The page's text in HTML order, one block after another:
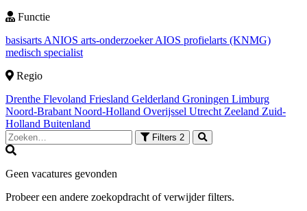
Functie
basisarts ANIOS arts-onderzoekerAIOS profielarts (KNMG)
medisch specialist
Regio
Drenthe Flevoland Friesland Gelderland Groningen Limburg
Noord-Brabant Noord-Holland Overijssel Utrecht Zeeland Zuid-
Holland Buitenland
Filters 2
Geen vacatures gevonden
Probeer een andere zoekopdracht of verwijder filters.